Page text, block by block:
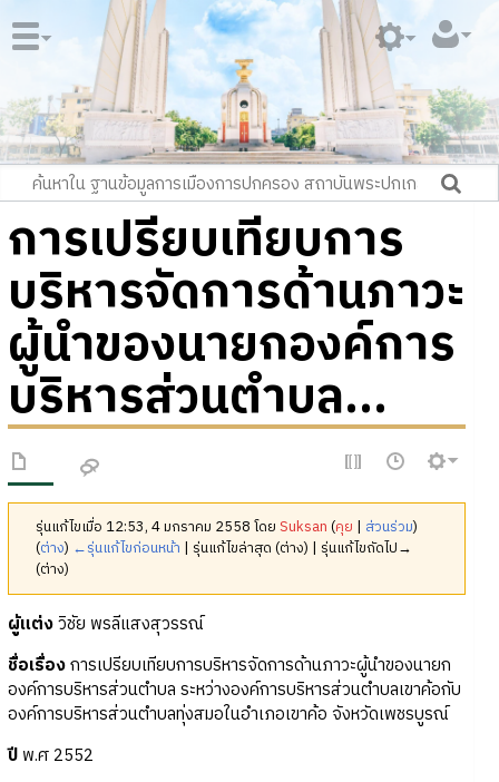
การเปรียบเทียบการ
บริหารจัดการด้านภาวะ
ผู้นำของนายกองค์การ
บริหารส่วนตำบล...
รุ่นแก้ไขเมื่อ 12:53, 4 มกราคม 2558 โดยSuksan (คุย | ส่วนร่วม)
(ต่าง) ←รุ่นแก้ไขก่อนหน้า | รุ่นแก้ไขล่าสุด (ต่าง) | รุ่นแก้ไขถัดไป→
(ต่าง)
ผู้แต่งวิชัย พรลีแสงสุวรรณ์
ชื่อเรื่องการเปรียบเทียบการบริหารจัดการด้านภาวะผู้นำของนายก
องค์การบริหารส่วนตำบล ระหว่างองค์การบริหารส่วนตำบลเขาค้อกับ
องค์การบริหารส่วนตำบลทุ่งสมอในอำเภอเขาค้อ จังหวัดเพชรบูรณ์
ปีพ.ศ 2552